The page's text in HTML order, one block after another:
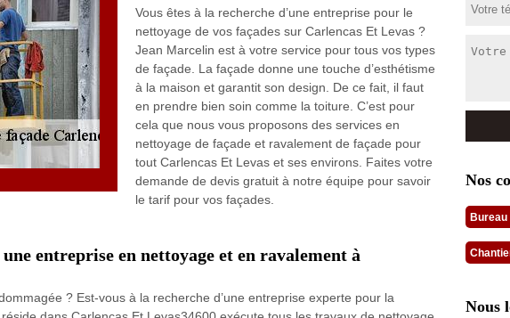
Vous êtes à la recherche d’une entreprise pour le
nettoyage de vos façades sur Carlencas Et Levas ?
Jean Marcelin est à votre service pour tous vos types
de façade. La façade donne une touche d’esthétisme
à la maison et garantit son design. De ce fait, il faut
en prendre bien soin comme la toiture. C’est pour
cela que nous vous proposons des services en
nettoyage de façade et ravalement de façade pour
tout Carlencas Et Levas et ses environs. Faites votre
demande de devis gratuit à notre équipe pour savoir
le tarif pour vos façades.
entreprise en nettoyage et en ravalement à
? Est-vous à la recherche d’une entreprise experte pour la
Nos
Bureau
Nous